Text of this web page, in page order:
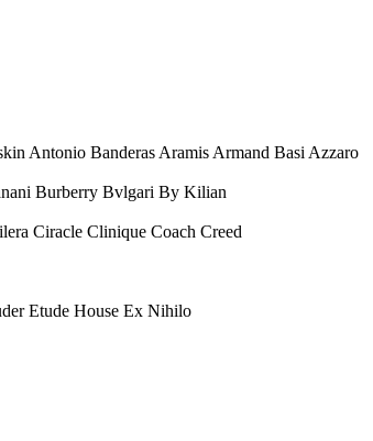
Antonio Banderas Aramis Armand Basi Azzaro
Burberry Bvlgari By Kilian
Ciracle Clinique Coach Creed
Etude House Ex Nihilo